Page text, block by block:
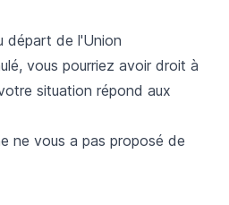
départ de l'Union
vous pourriez avoir droit à
situation répond aux
ne vous a pas proposé de